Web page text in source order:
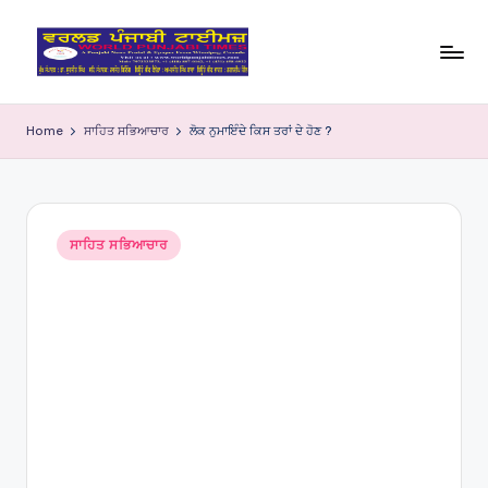
o
rl
d
Home ਸਾਹਿਤ ਸਭਿਆਚਾਰ ਲੋਕ ਨੁਮਾਇੰਦੇ ਕਿਸ ਤਰਾਂ ਦੇ ਹੋਣ ?
Posted
in
ਸਾਹਿਤ ਸਭਿਆਚਾਰ